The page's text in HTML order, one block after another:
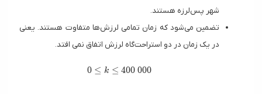
شهر پس‌لرزه هستند.
تضمین می‌شود که زمان تمامی لرزش‌ها متفاوت هستند. یعنی
در یک زمان در دو استراحت‌گاه لرزش اتفاق نمی افتد.
0 \le k \le 400\ 000
0 ≤ k ≤ 400 000